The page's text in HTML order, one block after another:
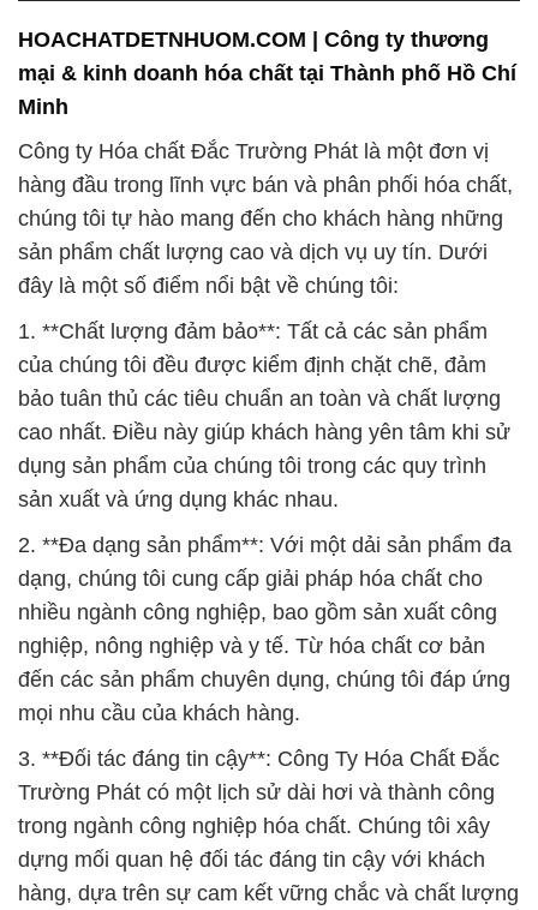
HOACHATDETNHUOM.COM | Công ty thương
mại & kinh doanh hóa chất tại Thành phố Hồ Chí
Minh
Công ty Hóa chất Đắc Trường Phát là một đơn vị
hàng đầu trong lĩnh vực bán và phân phối hóa chất,
chúng tôi tự hào mang đến cho khách hàng những
sản phẩm chất lượng cao và dịch vụ uy tín. Dưới
đây là một số điểm nổi bật về chúng tôi:
1. **Chất lượng đảm bảo**: Tất cả các sản phẩm
của chúng tôi đều được kiểm định chặt chẽ, đảm
bảo tuân thủ các tiêu chuẩn an toàn và chất lượng
cao nhất. Điều này giúp khách hàng yên tâm khi sử
dụng sản phẩm của chúng tôi trong các quy trình
sản xuất và ứng dụng khác nhau.
2. **Đa dạng sản phẩm**: Với một dải sản phẩm đa
dạng, chúng tôi cung cấp giải pháp hóa chất cho
nhiều ngành công nghiệp, bao gồm sản xuất công
nghiệp, nông nghiệp và y tế. Từ hóa chất cơ bản
đến các sản phẩm chuyên dụng, chúng tôi đáp ứng
mọi nhu cầu của khách hàng.
3. **Đối tác đáng tin cậy**: Công Ty Hóa Chất Đắc
Trường Phát có một lịch sử dài hơi và thành công
trong ngành công nghiệp hóa chất. Chúng tôi xây
dựng mối quan hệ đối tác đáng tin cậy với khách
hàng, dựa trên sự cam kết vững chắc và chất lượng